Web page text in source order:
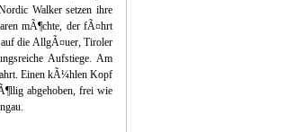
Walker setzen ihre
mÃ¶chte, der fÃ¤hrt
die AllgÃ¤uer, Tiroler
Aufstiege. Am
Einen kÃ¼hlen Kopf
abgehoben, frei wie